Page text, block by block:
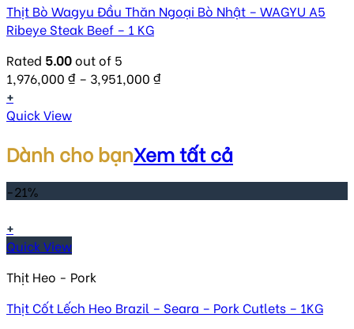
Thịt Bò Wagyu Đầu Thăn Ngoại Bò Nhật – WAGYU A5
Ribeye Steak Beef – 1 KG
Rated 5.00out of 5
1,976,000 ₫ – 3,951,000 ₫
+
Quick View
Dành cho bạnXem tất cả
-21%
+
Quick View
Thịt Heo - Pork
Thịt Cốt Lếch Heo Brazil – Seara – Pork Cutlets – 1KG